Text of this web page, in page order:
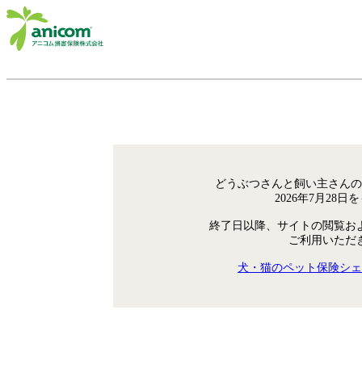
どうぶつさんと飼い主さん
2026年7月28日
終了日以降、サイトの閲覧お
ご利用いただ
犬・猫のペット保険シ